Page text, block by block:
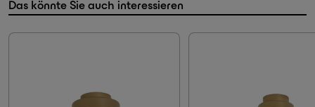
Das könnte Sie auch interessieren